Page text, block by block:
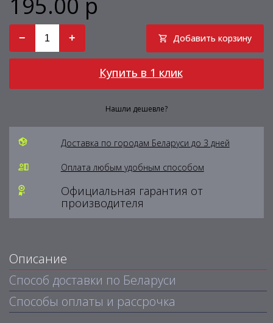
− + Добавить корзину
Купить в 1 клик
Нашли дешевле?
Доставка по городам Беларуси до 3 дней
Оплата любым удобным способом
Официальная гарантия от
производителя
Описание
Способ доставки по Беларуси
Способы оплаты и рассрочка